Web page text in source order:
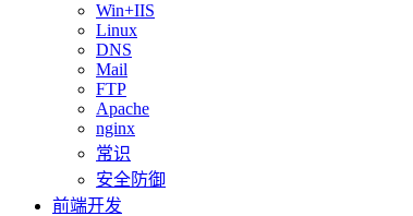
Win+IIS
Linux
DNS
Mail
FTP
Apache
nginx
常识
安全防御
前端开发